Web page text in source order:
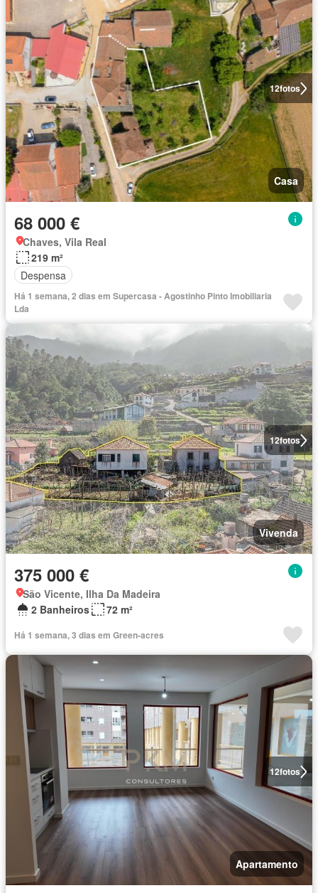
12fotos
Casa
68 000 €
Chaves, Vila Real
219 m²
Despensa
Há 1 semana, 2 dias em Supercasa - Agostinho Pinto Imobiliaria
Lda
12fotos
Vivenda
375 000 €
São Vicente, Ilha Da Madeira
2 Banheiros
72 m²
Há 1 semana, 3 dias em Green-acres
12fotos
Apartamento